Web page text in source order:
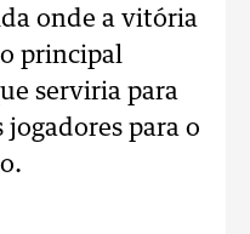
onde a vitória
principal
serviria para
jogadores para o